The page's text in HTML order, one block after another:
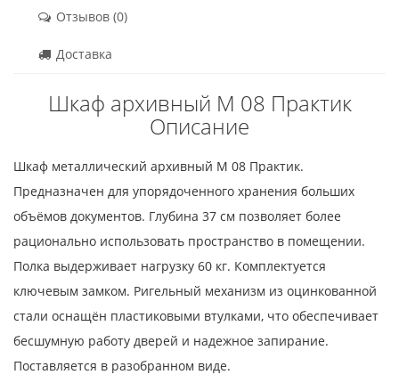
Отзывов (0)
Доставка
Шкаф архивный M 08 Практик
Описание
Шкаф металлический архивный M 08 Практик.
Предназначен для упорядоченного хранения больших
объёмов документов. Глубина 37 см позволяет более
рационально использовать пространство в помещении.
Полка выдерживает нагрузку 60 кг. Комплектуется
ключевым замком. Ригельный механизм из оцинкованной
стали оснащён пластиковыми втулками, что обеспечивает
бесшумную работу дверей и надежное запирание.
Поставляется в разобранном виде.